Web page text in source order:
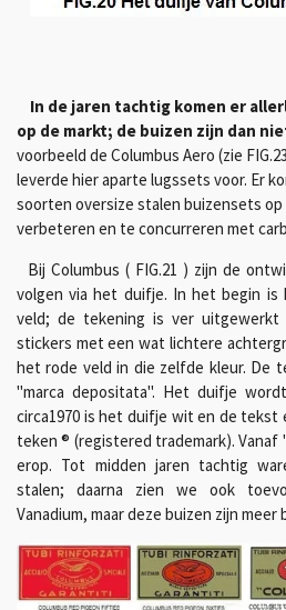
In de jaren tachtig komen er
op de markt; de buizen zijn dan
voorbeeld de Columbus Aero (zie
leverde hier aparte lugssets voor. Er
soorten oversize stalen buizensets
verbeteren en te concurreren met
Bij Columbus ( FIG.21 ) zijn de
volgen via het duifje. In het begin
veld; de tekening is ver uitgewerkt
stickers met een wat lichtere
het rode veld in die zelfde kleur. De
"marca depositata". Het duifje
circa1970 is het duifje wit en de tekst
teken ® (registered trademark).
erop. Tot midden jaren tachtig
stalen; daarna zien we ook
Vanadium, maar deze buizen zijn meer